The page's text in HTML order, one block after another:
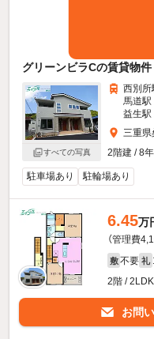
グリーンビラCの賃貸物件
すべての写真
西別所
馬道駅
益生駅
三重県
2階建 / 8
駐車場あり 駐輪場あり
6.45万
（管理費
敷 不要 礼
2階 /
お問